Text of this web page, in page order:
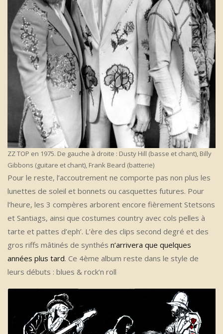
ZZ TOP en 1975. De gauche à droite : Dusty Hill (basse et chant), Billy
Gibbons (guitare et chant), Frank Beard (batterie)
Pour le reste, l’accoutrement ne comporte pas non plus les
lunettes de soleil et bonnets ou casquettes futures. Pour
l’heure, les 3 compères arborent encore fièrement Stetsons
et Santiags, ainsi que costumes country avec cols pelles à
tarte et pattes d’eph’. L’ère des clips second degré et des
gros riffs mâtinés de synthés n’arrivera que quelques
années plus tard. Ce 4ème album reste dans le style de
leurs débuts : blues & rock’n roll